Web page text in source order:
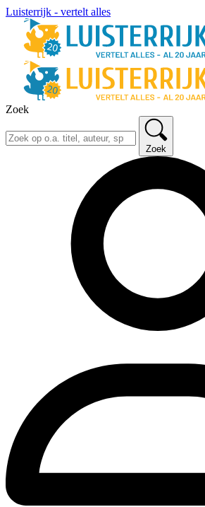
Luisterrijk - vertelt alles
Zoek
Zoek